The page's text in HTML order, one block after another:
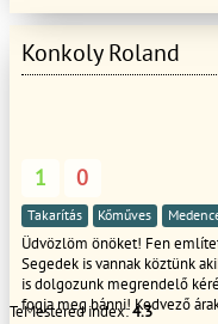
Konkoly Roland
1 0
Takarítás Kőműves
Üdvözlöm önöket! Fen
Segedek is vannak köztünk
is dolgozunk megrendelő
fogja meg bánni! Kedvező
TeMestered index:4.3